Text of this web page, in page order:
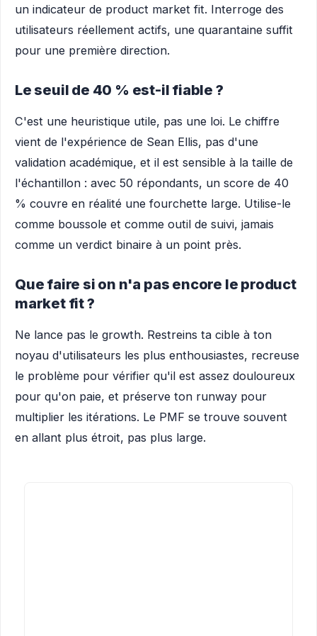
un indicateur de product market fit. Interroge des
utilisateurs réellement actifs, une quarantaine suffit
pour une première direction.
Le seuil de 40 % est-il fiable ?
C'est une heuristique utile, pas une loi. Le chiffre
vient de l'expérience de Sean Ellis, pas d'une
validation académique, et il est sensible à la taille de
l'échantillon : avec 50 répondants, un score de 40
% couvre en réalité une fourchette large. Utilise-le
comme boussole et comme outil de suivi, jamais
comme un verdict binaire à un point près.
Que faire si on n'a pas encore le product
market fit ?
Ne lance pas le growth. Restreins ta cible à ton
noyau d'utilisateurs les plus enthousiastes, recreuse
le problème pour vérifier qu'il est assez douloureux
pour qu'on paie, et préserve ton runway pour
multiplier les itérations. Le PMF se trouve souvent
en allant plus étroit, pas plus large.